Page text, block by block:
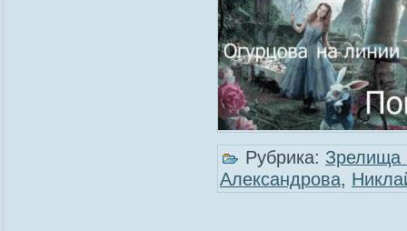
Рубрика: Зрелища
Александрова,